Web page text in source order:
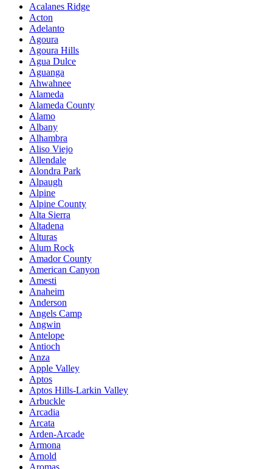
Acalanes Ridge
Acton
Adelanto
Agoura
Agoura Hills
Agua Dulce
Aguanga
Ahwahnee
Alameda
Alameda County
Alamo
Albany
Alhambra
Aliso Viejo
Allendale
Alondra Park
Alpaugh
Alpine
Alpine County
Alta Sierra
Altadena
Alturas
Alum Rock
Amador County
American Canyon
Amesti
Anaheim
Anderson
Angels Camp
Angwin
Antelope
Antioch
Anza
Apple Valley
Aptos
Aptos Hills-Larkin Valley
Arbuckle
Arcadia
Arcata
Arden-Arcade
Armona
Arnold
Aromas